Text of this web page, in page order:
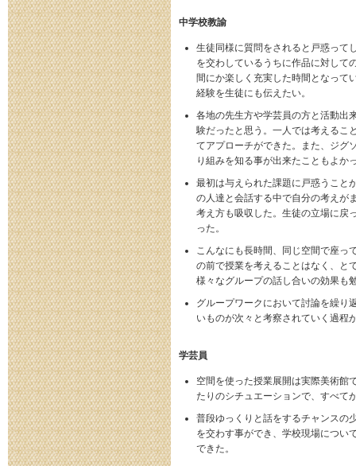
中学校教諭
生徒同様に質問をされると戸惑って
を交わしているうちに作品に対して
間にか楽しく充実した時間となって
経験を生徒にも伝えたい。
各地の先生方や学芸員の方と活動出
験だったと思う。一人では考えるこ
てアプローチができた。また、ジグ
り組みを知る事が出来たこともよか
最初は与えられた課題に戸惑うこと
の人達と会話する中で自分の考えが
考え方も吸収した。生徒の立場に戻
った。
こんなにも長時間、同じ空間で座っ
の前で授業を考えることはなく、と
様々なグループの話し合いの効果も
グループワークにおいて討論を繰り
いものが次々と考察されていく過程
学芸員
空間を使った授業展開は実際美術館
たりのシチュエーションで、すべて
普段ゆっくりと話をするチャンスの
を交わす事ができ、学校現場につい
できた。